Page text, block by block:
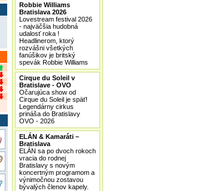
Robbie Williams
Bratislava 2026
Lovestream festival 2026
- najväčšia hudobná
udalosť roka !
Headlinerom, ktorý
rozvášni všetkých
fanúšikov je britský
spevák Robbie Williams
Cirque du Soleil v
Bratislave - OVO
Očarujúca show od
Cirque du Soleil je späť!
Legendárny cirkus
prináša do Bratislavy
OVO - 2026
ELÁN & Kamaráti –
Bratislava
ELÁN sa po dvoch rokoch
vracia do rodnej
Bratislavy s novým
koncertným programom a
výnimočnou zostavou
bývalých členov kapely.